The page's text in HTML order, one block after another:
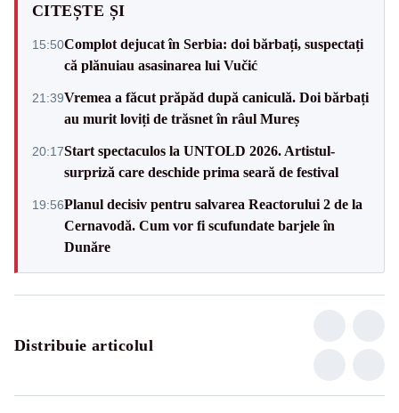
CITEȘTE ȘI
15:50Complot dejucat în Serbia: doi bărbați, suspectați
că plănuiau asasinarea lui Vučić
21:39Vremea a făcut prăpăd după caniculă. Doi bărbați
au murit loviți de trăsnet în râul Mureș
20:17Start spectaculos la UNTOLD 2026. Artistul-
surpriză care deschide prima seară de festival
19:56Planul decisiv pentru salvarea Reactorului 2 de la
Cernavodă. Cum vor fi scufundate barjele în
Dunăre
Distribuie articolul